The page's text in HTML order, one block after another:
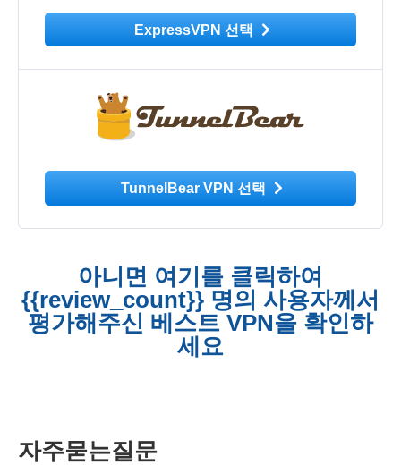
ExpressVPN 선택
TunnelBear VPN 선택
아니면 여기를 클릭하여
{{review_count}} 명의 사용자께서
평가해주신 베스트 VPN을 확인하
세요
자주묻는질문